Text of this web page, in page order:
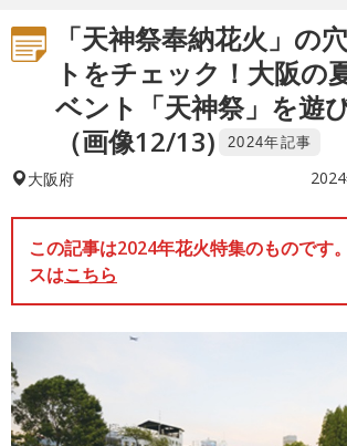
「天神祭奉納花火」の
トをチェック！大阪の
ベント「天神祭」を遊
（画像12/13)
2024年記事
大阪府
この記事は2024年花火特集のものです
スはこちら